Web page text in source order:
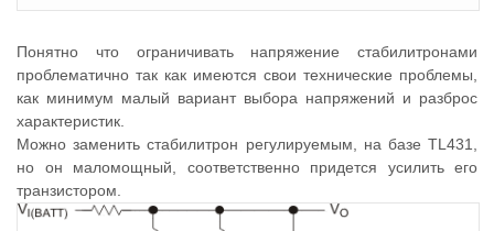
Понятно что ограничивать напряжение стабилитронами
проблематично так как имеются свои технические проблемы,
как минимум малый вариант выбора напряжений и разброс
характеристик.
Можно заменить стабилитрон регулируемым, на базе TL431,
но он маломощный, соответственно придется усилить его
транзистором.